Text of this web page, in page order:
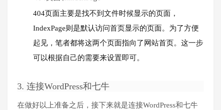
404页面主要是找不到文件时候显示的页面，
IndexPage则是默认访问首页显示的页面。为了方便
起见，笔者都将这两个页面指向了网站首页。这一步
可以根据自己的需要来设置即可。
3. 连接WordPress和七牛
在做好以上准备之后，接下来就是连接WordPress和七牛